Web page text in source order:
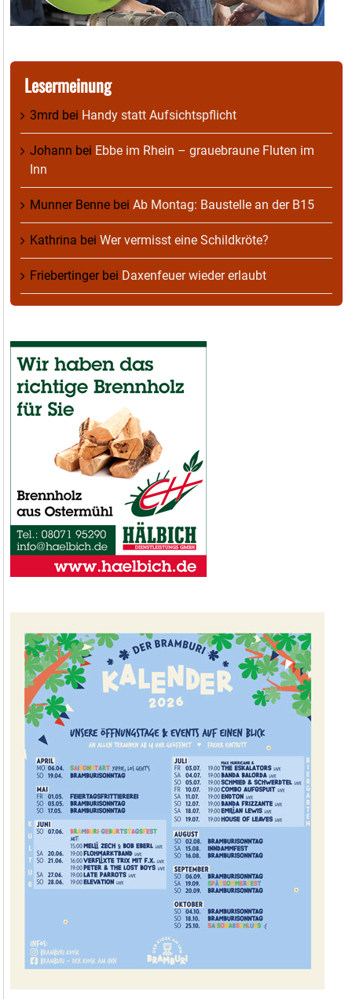
Lesermeinung
3mrd bei Handy statt Aufsichtspflicht
Johann bei Ebbe im Rhein – grauebraune Fluten im
Inn
Munner Benne bei Ab Montag: Baustelle an der B15
Kathrina bei Wer vermisst eine Schildkröte?
Friebertingerbei Daxenfeuer wieder erlaubt